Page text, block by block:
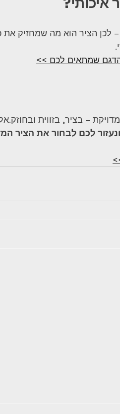
לכן הציר הוא מה שמחזיק
שמתאים לכם >>
– בציר, בזווית
לכם לבחור את הציר